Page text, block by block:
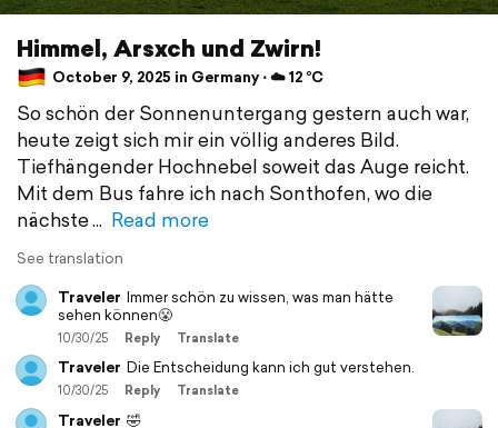
Himmel, Arsxch und Zwirn!
October 9, 2025 in Germany ⋅ ☁️ 12 °C
So schön der Sonnenuntergang gestern auch war,
heute zeigt sich mir ein völlig anderes Bild.
Tiefhängender Hochnebel soweit das Auge reicht.
Mit dem Bus fahre ich nach Sonthofen, wo die
nächste
Read more
See translation
Traveler Immer schön zu wissen, was man hätte
sehen können😤
10/30/25 Reply Translate
Traveler Die Entscheidung kann ich gut verstehen.
10/30/25 Reply Translate
Traveler 🤣